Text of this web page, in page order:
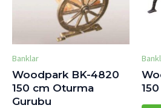
Banklar
Woodpark BK-4820
150 cm Oturma
Gurubu